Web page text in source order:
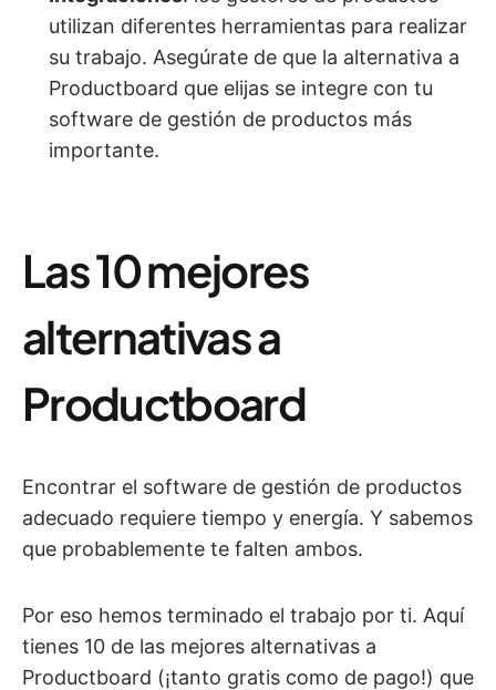
utilizan diferentes herramientas para realizar
su trabajo. Asegúrate de que la alternativa a
Productboard que elijas se integre con tu
software de gestión de productos más
importante.
Las 10 mejores
alternativas a
Productboard
Encontrar el software de gestión de productos
adecuado requiere tiempo y energía. Y sabemos
que probablemente te falten ambos.
Por eso hemos terminado el trabajo por ti. Aquí
tienes 10 de las mejores alternativas a
Productboard (¡tanto gratis como de pago!) que